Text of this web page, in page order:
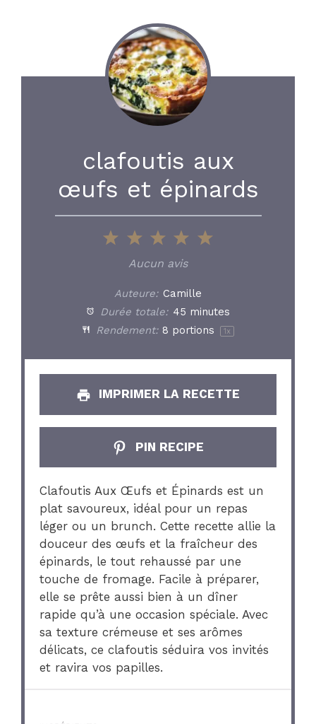
clafoutis aux
œufs et épinards
5
4
3
Stars
2
Stars
1
Star
Aucun avis
Auteure: Camille
Durée totale: 45 minutes
Rendement: 8 portions 1 x
IMPRIMER LA RECETTE
PIN RECIPE
Clafoutis Aux Œufs et Épinards est un
plat savoureux, idéal pour un repas
léger ou un brunch. Cette recette allie la
douceur des œufs et la fraîcheur des
épinards, le tout rehaussé par une
touche de fromage. Facile à préparer,
elle se prête aussi bien à un dîner
rapide qu’à une occasion spéciale. Avec
sa texture crémeuse et ses arômes
délicats, ce clafoutis séduira vos invités
et ravira vos papilles.